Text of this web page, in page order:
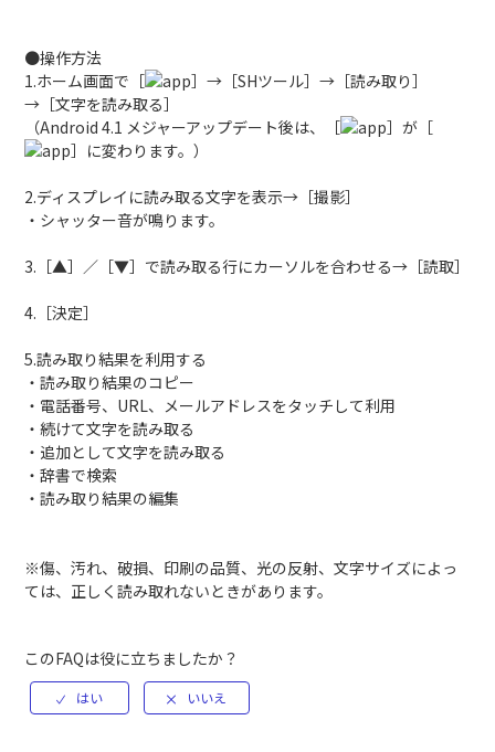
●操作方法
1.ホーム画面で［
］→［SHツール］→［読み取り］
→［文字を読み取る］
（Android 4.1 メジャーアップデート後は、［
］が［
］に変わります。）
2.ディスプレイに読み取る文字を表示→［撮影］
・シャッター音が鳴ります。
3.［▲］／［▼］で読み取る行にカーソルを合わせる→［読取］
4.［決定］
5.読み取り結果を利用する
・読み取り結果のコピー
・電話番号、URL、メールアドレスをタッチして利用
・続けて文字を読み取る
・追加として文字を読み取る
・辞書で検索
・読み取り結果の編集
※傷、汚れ、破損、印刷の品質、光の反射、文字サイズによっ
ては、正しく読み取れないときがあります。
このFAQは役に立ちましたか？